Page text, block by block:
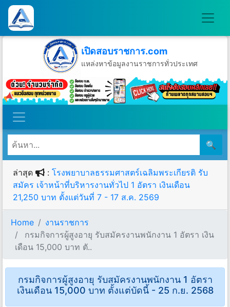
เปิดสอบราชการ.com
แหล่งหาข้อมูลงานราชการทั่วประเทศ
วันศุกร์ที่ 7 เดือนสิงหาคม พ.ศ.2569
🔍
ล่าสุด : โรงพยาบาลธรรมศาสตร์เฉลิมพระเกียรติ รับ
สมัคร เจ้าหน้าที่บริหารงานทั่วไป 1 อัตรา เงินเดือน
21,250 บาท ตั้งแต่วันที่ 7 - 17 ส.ค. 2569
Home
งานราชการ
กรมกิจการผู้สูงอายุ รับสมัครงานพนักงาน 1 อัตรา เงิน
เดือน 15,000 บาท ตั..
กรมกิจการผู้สูงอายุ รับสมัครงานพนักงาน 1 อัตรา
เงินเดือน 15,000 บาท ตั้งแต่บัดนี้ - 25 ก.ย. 2568